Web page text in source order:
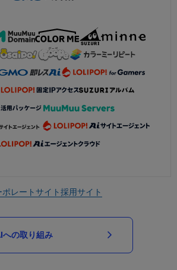
ポレートサイト採用サイト
への取り組み